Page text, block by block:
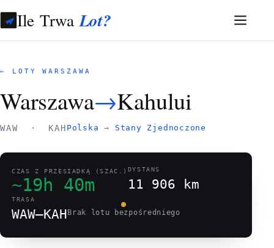
Ile TrwaLot?
← LOTY WARSZAWA
Warszawa→Kahului
WAW · KAH Polska → Stany Zjednoczone
CZAS Z PRZESIADKĄ (SZAC.)
~19h 40m
DYSTANS
11 906 km
TRASA
WAW–KAHBrak lotu bezpośredniego